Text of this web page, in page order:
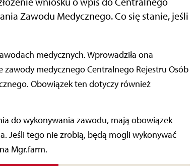
Zawodu Medycznego. Co się stanie, jeśli
medycznego Centralnego Rejestru Osób
Obowiązek ten dotyczy również
do wykonywania zawodu, mają obowiązek
Jeśli tego nie zrobią, będą mogli wykonywać
Mgr.farm.